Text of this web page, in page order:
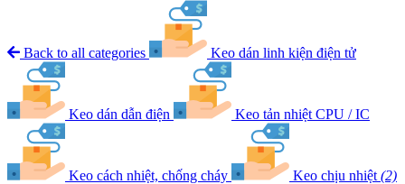
Back to all categories Keo dán linh kiện điện tử
Keo dán dẫn điện Keo tản nhiệt CPU / IC
Keo cách nhiệt, chống cháy Keo chịu nhiệt (2)